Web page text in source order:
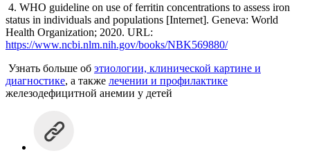
4. WHO guideline on use of ferritin concentrations to assess iron
status in individuals and populations [Internet]. Geneva: World
Health Organization; 2020. URL:
https://www.ncbi.nlm.nih.gov/books/NBK569880/
Узнать больше об этиологии, клинической картине и
диагностике, а также лечении и профилактике
железодефицитной анемии у детей